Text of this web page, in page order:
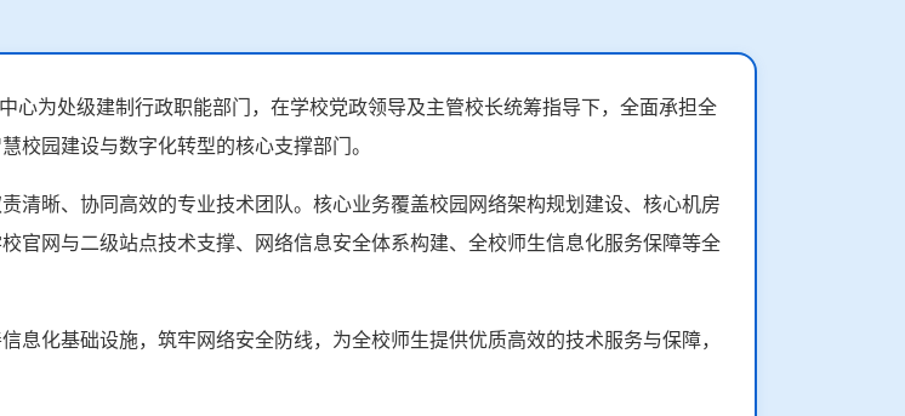
心为处级建制行政职能部门，在学校党政领导及主管校长统筹指导下，全面承担全
校园建设与数字化转型的核心支撑部门。
清晰、协同高效的专业技术团队。核心业务覆盖校园网络架构规划建设、核心机房
官网与二级站点技术支撑、网络信息安全体系构建、全校师生信息化服务保障等全
息化基础设施，筑牢网络安全防线，为全校师生提供优质高效的技术服务与保障，